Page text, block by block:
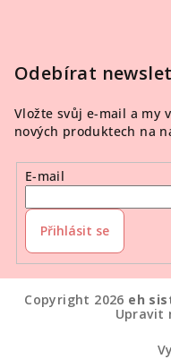
Odebírat
Vložte svůj e-mail a my
nových produktech na
E-mail
Přihlásit se
Copyright 2026 eh
Upravit